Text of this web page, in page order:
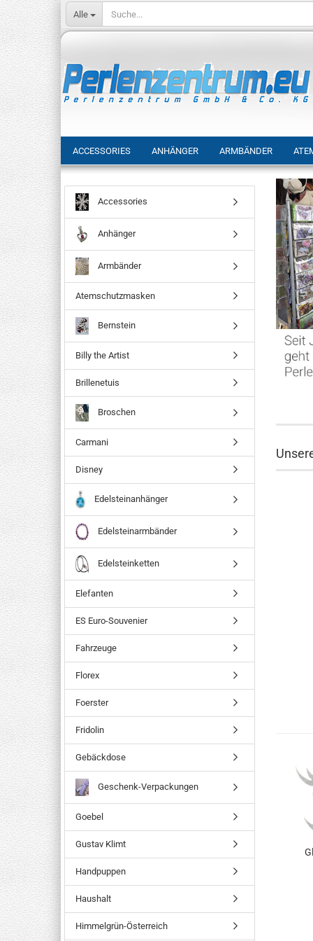
Alle
ACCESSORIES ANHÄNGER ARMBÄNDER
Accessories
Anhänger
Armbänder
Atemschutzmasken
Bernstein
Billy the Artist
Brillenetuis
Broschen
Carmani
Disney
Edelsteinanhänger
Edelsteinarmbänder
Edelsteinketten
Elefanten
ES Euro-Souvenier
Fahrzeuge
Florex
Foerster
Fridolin
Gebäckdose
Geschenk-Verpackungen
Goebel
Gustav Klimt
Handpuppen
Haushalt
Himmelgrün-Österreich